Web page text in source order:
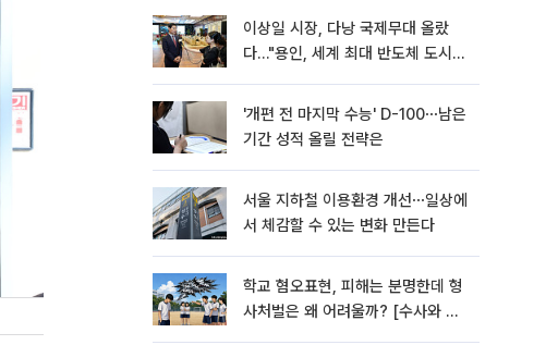
이상일 시장, 다낭 국제무대 올랐
다…"용인, 세계 최대 반도체 도시
'개편 전 마지막 수능' D-100⋯남은
기간 성적 올릴 전략은
서울 지하철 이용환경 개선⋯일상에
서 체감할 수 있는 변화 만든다
학교 혐오표현, 피해는 분명한데 형
사처벌은 왜 어려울까? [수사와 재